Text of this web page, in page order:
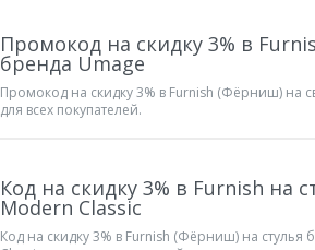
Промокод на скидку 3% в
бренда Umage
Промокод на скидку 3% в Furnish (Фёрниш) на
для всех покупателей.
Код на скидку 3% в Furnish на
Modern Classic
Код на скидку 3% в Furnish (Фёрниш) на стулья